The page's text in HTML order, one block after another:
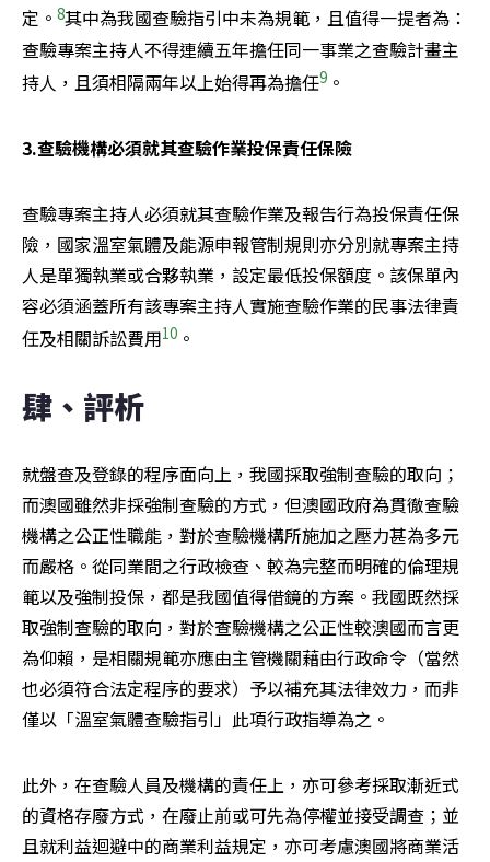
定。 8其中為我國查驗指引中未為規範，且值得一提者為：
查驗專案主持人不得連續五年擔任同一事業之查驗計畫主
持人，且須相隔兩年以上始得再為擔任9 。
3.查驗機構必須就其查驗作業投保責任保險
查驗專案主持人必須就其查驗作業及報告行為投保責任保
險，國家溫室氣體及能源申報管制規則亦分別就專案主持
人是單獨執業或合夥執業，設定最低投保額度。該保單內
容必須涵蓋所有該專案主持人實施查驗作業的民事法律責
任及相關訴訟費用10 。
肆、評析
就盤查及登錄的程序面向上，我國採取強制查驗的取向；
而澳國雖然非採強制查驗的方式，但澳國政府為貫徹查驗
機構之公正性職能，對於查驗機構所施加之壓力甚為多元
而嚴格。從同業間之行政檢查、較為完整而明確的倫理規
範以及強制投保，都是我國值得借鏡的方案。我國既然採
取強制查驗的取向，對於查驗機構之公正性較澳國而言更
為仰賴，是相關規範亦應由主管機關藉由行政命令（當然
也必須符合法定程序的要求）予以補充其法律效力，而非
僅以「溫室氣體查驗指引」此項行政指導為之。
此外，在查驗人員及機構的責任上，亦可參考採取漸近式
的資格存廢方式，在廢止前或可先為停權並接受調查；並
且就利益迴避中的商業利益規定，亦可考慮澳國將商業活